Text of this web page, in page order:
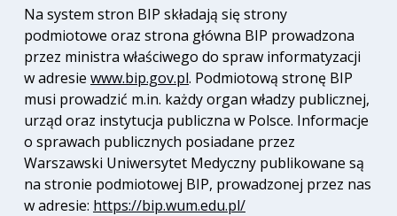
Na system stron BIP składają się strony
podmiotowe oraz strona główna BIP prowadzona
przez ministra właściwego do spraw informatyzacji
w adresie www.bip.gov.pl. Podmiotową stronę BIP
musi prowadzić m.in. każdy organ władzy publicznej,
urząd oraz instytucja publiczna w Polsce. Informacje
o sprawach publicznych posiadane przez
Warszawski Uniwersytet Medyczny publikowane są
na stronie podmiotowej BIP, prowadzonej przez nas
w adresie: https://bip.wum.edu.pl/